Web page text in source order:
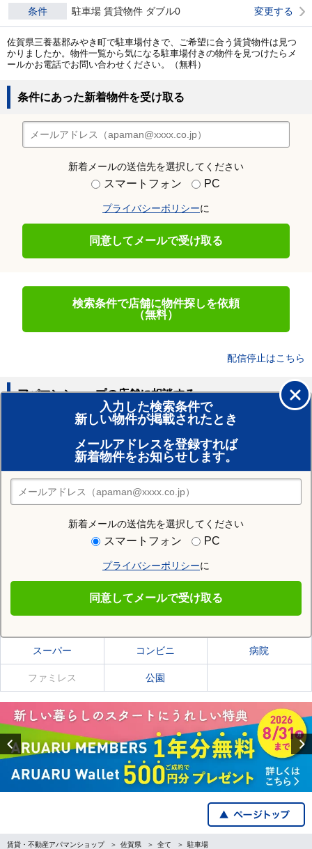
条件 駐車場 賃貸物件 ダブル0 変更する
佐賀県三養基郡みやき町で駐車場付きで、ご希望に合う賃貸物件は見つ
かりましたか。物件一覧から気になる駐車場付きの物件を見つけたらメ
ールかお電話でお問い合わせください。（無料）
条件にあった新着物件を受け取る
新着メールの送信先を選択してください
スマートフォン PC
プライバシーポリシーに
同意してメールで受け取る
検索条件で店舗に物件探しを依頼
（無料）
配信停止はこちら
入力した検索条件で
新しい物件が掲載されたとき
メールアドレスを登録すれば
新着物件をお知らせします。
新着メールの送信先を選択してください
スマートフォン PC
プライバシーポリシーに
同意してメールで受け取る
アパマンショップの店舗に相談する
賃貸のプロがお部屋探し！
おまかせ物件リクエスト
住みたい街の店舗を探す
店舗検索
住む街研究所で三養基郡みやき町の情報を見る
三養基郡みやき町の施設一覧
スーパー コンビニ 病院
ファミレス 公園
Previous
賃貸・不動産アパマンショップ 佐賀県 全て 駐車場